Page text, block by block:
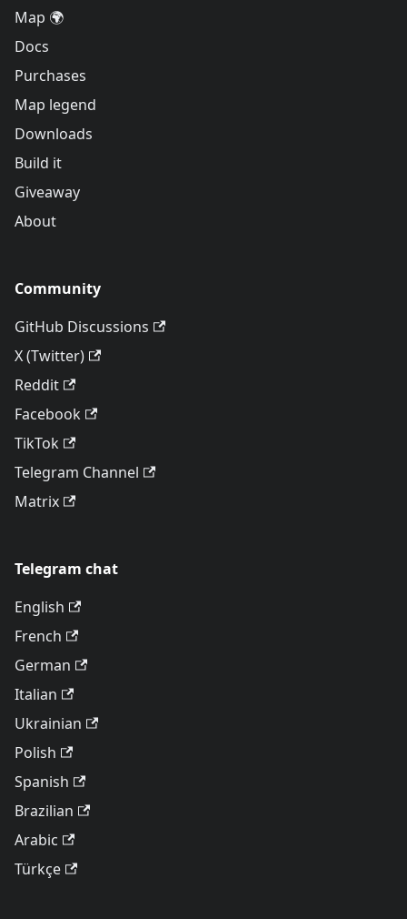
Map 🌍
Docs
Purchases
Map legend
Downloads
Build it
Giveaway
About
Community
GitHub Discussions
X (Twitter)
Reddit
Facebook
TikTok
Telegram Channel
Matrix
Telegram chat
English
French
German
Italian
Ukrainian
Polish
Spanish
Brazilian
Arabic
Türkçe